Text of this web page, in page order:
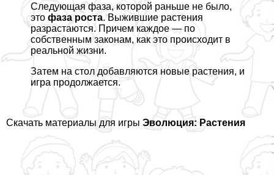
Следующая фаза, которой раньше не было,
это фаза роста. Выжившие растения
разрастаются. Причем каждое — по
собственным законам, как это происходит в
реальной жизни.
Затем на стол добавляются новые растения, и
игра продолжается.
Скачать материалы для игры Эволюция: Растения